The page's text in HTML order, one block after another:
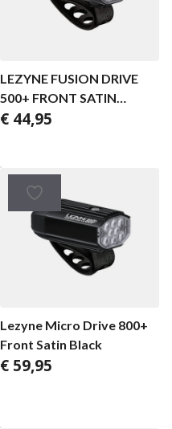
LEZYNE FUSION DRIVE
500+ FRONT SATIN
BLACK
€ 44,95
Lezyne Micro Drive 800+
Front Satin Black
€ 59,95